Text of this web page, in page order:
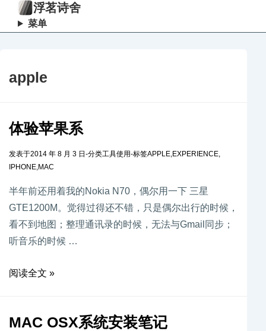
浮茗诗舍
菜单
apple
体验苹果系
发表于2014 年 8 月 3 日 -分类工具使用-标签APPLE,EXPERIENCE,
IPHONE,MAC
半年前还用着我的Nokia N70，偶尔用一下 三星
GTE1200M。觉得过得还不错，只是偶尔出行的时候，
看不到地图；整理通讯录的时候，无法与Gmail同步；
听音乐的时候 …
阅读全文 »
MAC OSX系统安装笔记